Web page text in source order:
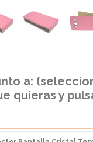
a:
quieras y